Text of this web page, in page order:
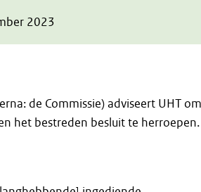
2023
de Commissie) adviseert UHT om
het bestreden besluit te herroepen.